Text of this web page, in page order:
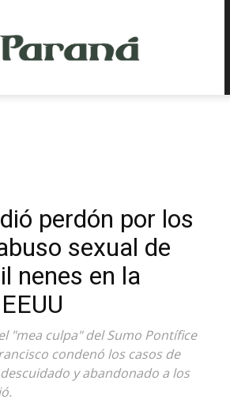
perdón por los
sexual de
nenes en la
"mea culpa" del Sumo Pontífice
condenó los casos de
y abandonado a los